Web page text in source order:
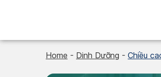
Home - Dinh Dưỡng - Chiều